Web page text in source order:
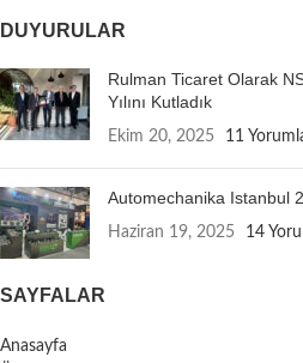
DUYURULAR
Rulman Ticaret Olarak
Yılını Kutladık
Ekim 20, 2025 11
Automechanika Istanbul
Haziran 19, 2025 14
SAYFALAR
Anasayfa